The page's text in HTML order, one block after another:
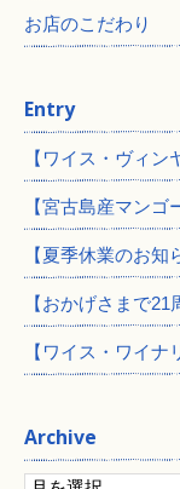
お店のこだわり
Entry
【ワイス・ヴィン
【宮古島産マンゴ
【夏季休業のお知
【おかげさまで21
【ワイス・ワイナ
Archive